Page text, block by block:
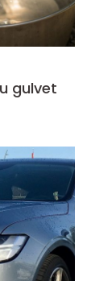
gulvet